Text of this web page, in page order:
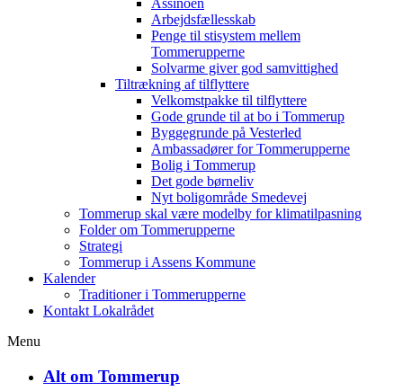
Arbejdsfællesskab
Penge til stisystem mellem
Tommerupperne
Solvarme giver god samvittighed
Tiltrækning af tilflyttere
Velkomstpakke til tilflyttere
Gode grunde til at bo i Tommerup
Byggegrunde på Vesterled
Ambassadører for Tommerupperne
Bolig i Tommerup
Det gode børneliv
Nyt boligområde Smedevej
Tommerup skal være modelby for klimatilpasning
Folder om Tommerupperne
Strategi
Tommerup i Assens Kommune
Kalender
Traditioner i Tommerupperne
Kontakt Lokalrådet
Menu
Alt om Tommerup